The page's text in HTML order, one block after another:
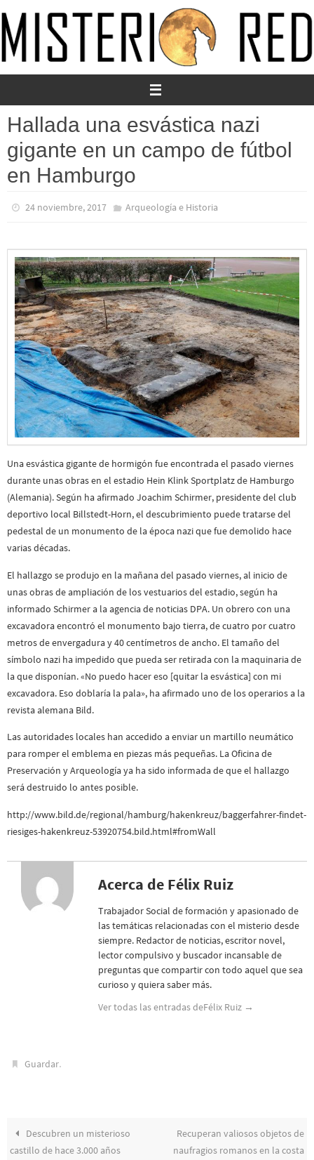
al
contenido
Hallada una esvástica nazi
gigante en un campo de fútbol
en Hamburgo
24 noviembre, 2017 Arqueología e Historia
Una esvástica gigante de hormigón fue encontrada el pasado viernes
durante unas obras en el estadio Hein Klink Sportplatz de Hamburgo
(Alemania). Según ha afirmado Joachim Schirmer, presidente del club
deportivo local Billstedt-Horn, el descubrimiento puede tratarse del
pedestal de un monumento de la época nazi que fue demolido hace
varias décadas.
El hallazgo se produjo en la mañana del pasado viernes, al inicio de
unas obras de ampliación de los vestuarios del estadio, según ha
informado Schirmer a la agencia de noticias DPA. Un obrero con una
excavadora encontró el monumento bajo tierra, de cuatro por cuatro
metros de envergadura y 40 centímetros de ancho. El tamaño del
símbolo nazi ha impedido que pueda ser retirada con la maquinaria de
la que disponían. «No puedo hacer eso [quitar la esvástica] con mi
excavadora. Eso doblaría la pala», ha afirmado uno de los operarios a la
revista alemana Bild.
Las autoridades locales han accedido a enviar un martillo neumático
para romper el emblema en piezas más pequeñas. La Oficina de
Preservación y Arqueología ya ha sido informada de que el hallazgo
será destruido lo antes posible.
http://www.bild.de/regional/hamburg/hakenkreuz/baggerfahrer-findet-
riesiges-hakenkreuz-53920754.bild.html#fromWall
Acerca de Félix Ruiz
Trabajador Social de formación y apasionado de
las temáticas relacionadas con el misterio desde
siempre. Redactor de noticias, escritor novel,
lector compulsivo y buscador incansable de
preguntas que compartir con todo aquel que sea
curioso y quiera saber más.
Ver todas las entradas deFélix Ruiz →
Guardar.
Descubren un misterioso
castillo de hace 3.000 años
Recuperan valiosos objetos de
naufragios romanos en la costa